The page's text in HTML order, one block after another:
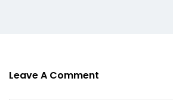
Leave A Comment